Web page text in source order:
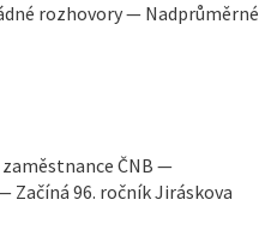
rozhovory — Nadprůměrné
ČNB —
Začíná 96. ročník Jiráskova